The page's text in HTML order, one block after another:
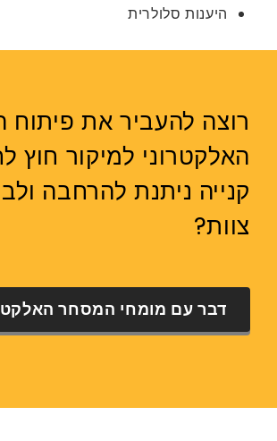
היענות סלולרית
רוצה להעביר את
האלקטרוני למיקור חוץ
קנייה ניתנת להרחבה
צוות?
דבר עם מומחי המסחר